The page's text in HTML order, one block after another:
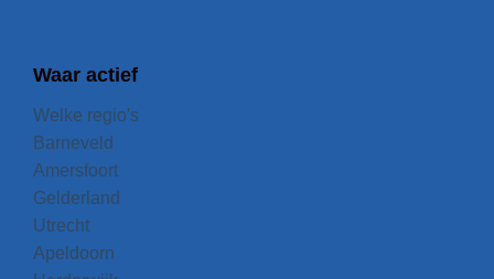
Waar actief
Welke regio's
Barneveld
Amersfoort
Gelderland
Utrecht
Apeldoorn